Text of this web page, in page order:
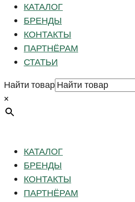
КАТАЛОГ
БРЕНДЫ
КОНТАКТЫ
ПАРТНЁРАМ
СТАТЬИ
Найти товар
×
КАТАЛОГ
БРЕНДЫ
КОНТАКТЫ
ПАРТНЁРАМ